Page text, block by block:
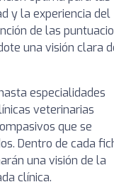
y la experiencia del
de las
una visión clara
especialidades
veterinarias
que se
Dentro de cada
una visión de la
clínica.